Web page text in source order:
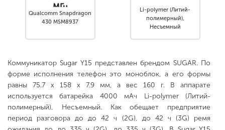
МГц
Qualcomm Snapdragon
430 MSM8937
Li-polymer (Литий-
полимерный),
Несъемный
Коммуникатор Sugar Y15 представлен брендом SUGAR. По
форме исполнения телефон это моноблок, а его формы
равны 75.7 x 158 x 7.9 мм, а вес 160 г. В аппарате
используется батарейка 4000 мАч Li-polymer (Литий-
полимерный), Несъемный. Как обещает предприятие
период разговора до до 42 ч (2G), до 42 ч (3G) ремя